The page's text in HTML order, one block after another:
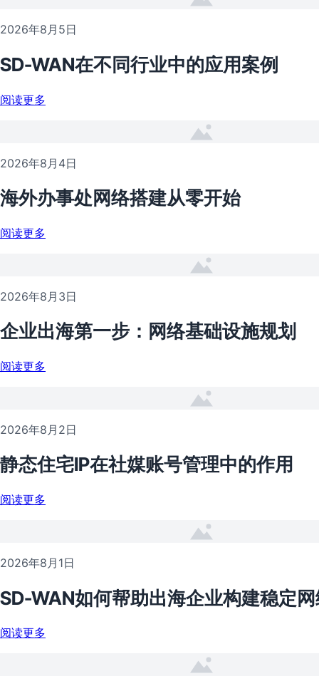
2026年8月5日
SD-WAN在不同行业中的应用案例
阅读更多
2026年8月4日
海外办事处网络搭建从零开始
阅读更多
2026年8月3日
企业出海第一步：网络基础设施规划
阅读更多
2026年8月2日
静态住宅IP在社媒账号管理中的作用
阅读更多
2026年8月1日
SD-WAN如何帮助出海企业构建稳定
阅读更多